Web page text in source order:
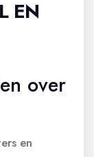
EN
over
en